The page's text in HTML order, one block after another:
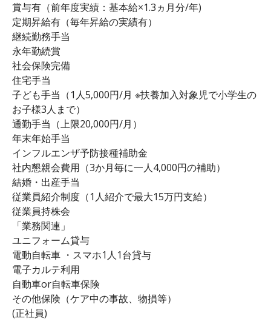
賞与有（前年度実績：基本給×1.3ヵ月分/年)
定期昇給有（毎年昇給の実績有）
継続勤務手当
永年勤続賞
社会保険完備
住宅手当
子ども手当（1人5,000円/月 ※扶養加入対象児で小学生の
お子様3人まで）
通勤手当（上限20,000円/月）
年末年始手当
インフルエンザ予防接種補助金
社内懇親会費用（3か月毎に一人4,000円の補助）
結婚・出産手当
従業員紹介制度（1人紹介で最大15万円支給）
従業員持株会
「業務関連」
ユニフォーム貸与
電動自転車 ・スマホ1人1台貸与
電子カルテ利用
自動車or自転車保険
その他保険（ケア中の事故、物損等）
(正社員)